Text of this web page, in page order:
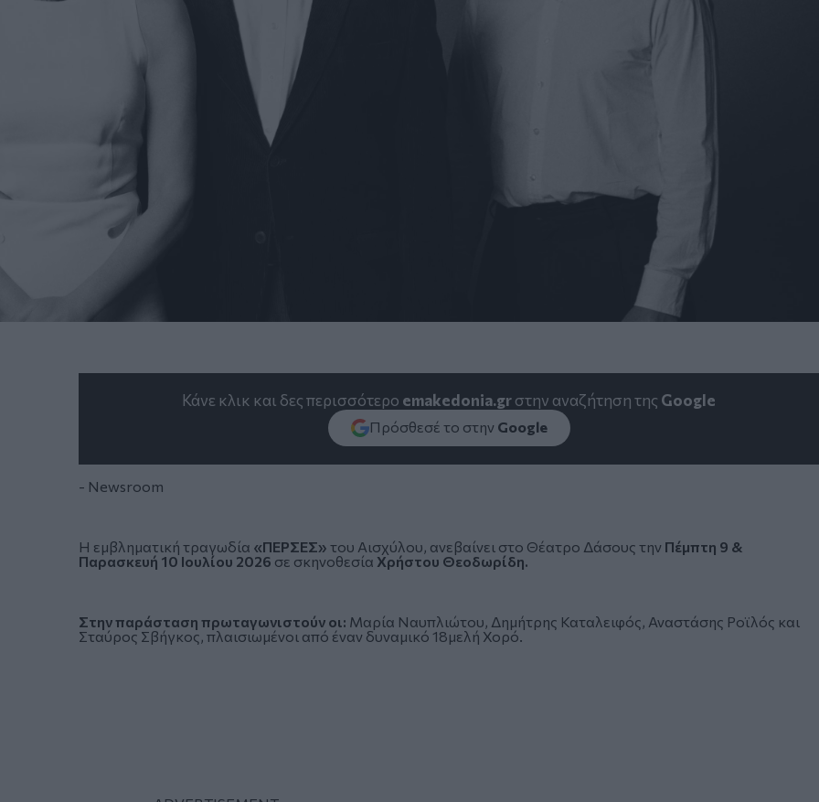
Κάνε κλικ και δες περισσότερο emakedonia.grστην αναζήτηση της Google
Πρόσθεσέ το στην Google
- Newsroom
Η εμβληματική τραγωδία «ΠΕΡΣΕΣ» του Αισχύλου, ανεβαίνει στο Θέατρο Δάσους την Πέμπτη 9 &
Παρασκευή 10 Ιουλίου 2026 σε σκηνοθεσία Χρήστου Θεοδωρίδη.
Στην παράσταση πρωταγωνιστούν οι: Μαρία Ναυπλιώτου, Δημήτρης Καταλειφός, Αναστάσης Ροϊλός και
Σταύρος Σβήγκος, πλαισιωμένοι από έναν δυναμικό 18μελή Χορό.